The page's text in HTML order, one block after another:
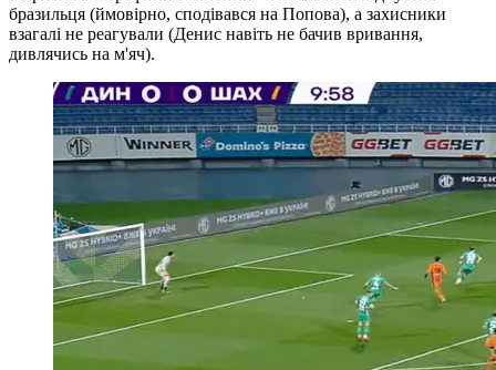
бразильця (ймовірно, сподівався на Попова), а захисники
взагалі не реагували (Денис навіть не бачив вривання,
дивлячись на м'яч).